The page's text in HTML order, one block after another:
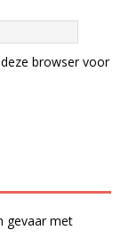
browser voor
gevaar met